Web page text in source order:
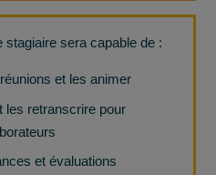
stagiaire sera capable de :
et les animer
les retranscrire pour
et évaluations